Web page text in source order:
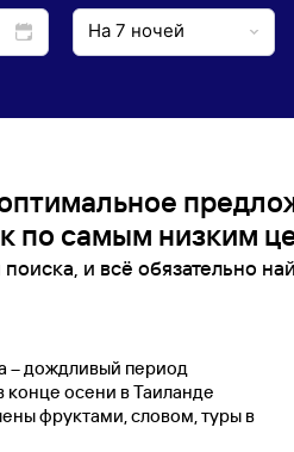
по самым низким
и всё обязательно
– дождливый период
осени в Таиланде
фруктами, словом, туры в